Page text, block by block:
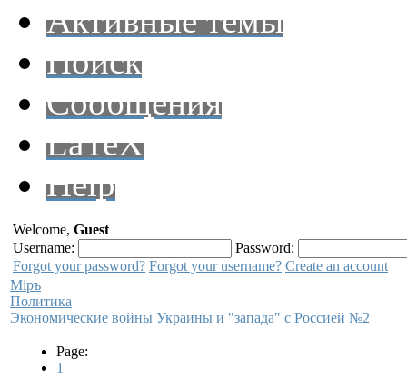
Активные темы
Поиск
Сообщения
LaTeX
Help
Welcome, Guest
Username:
Password:
Forgot your password? Forgot your username? Create an account
Мiръ
Политика
Экономические войны Украины и "запада" с Россией №2
Page:
1